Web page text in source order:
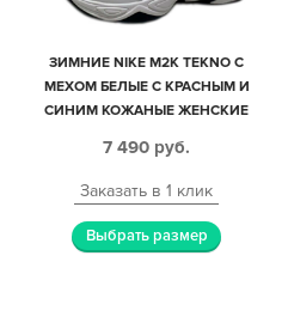
ЗИМНИЕ NIKE M2K TEKNO С
МЕХОМ БЕЛЫЕ С КРАСНЫМ И
СИНИМ КОЖАНЫЕ ЖЕНСКИЕ
7 490 руб.
Заказать в 1 клик
Выбрать размер